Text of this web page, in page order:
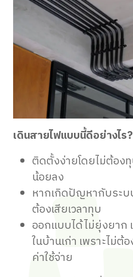
เดินสายไฟแบบนี้ดีอย่างไร?
ติดตั้งง่ายโดยไม่ต้อง
น้อยลง
หากเกิดปัญหากับระบ
ต้องเสียเวลาทุบ
ออกแบบได้ไม่ยุ่งยาก
ในบ้านเก่า เพราะไม่ต้
ค่าใช้จ่าย